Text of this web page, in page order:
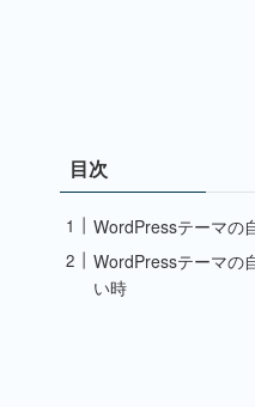
目次
WordPressテーマの
WordPressテーマの
い時